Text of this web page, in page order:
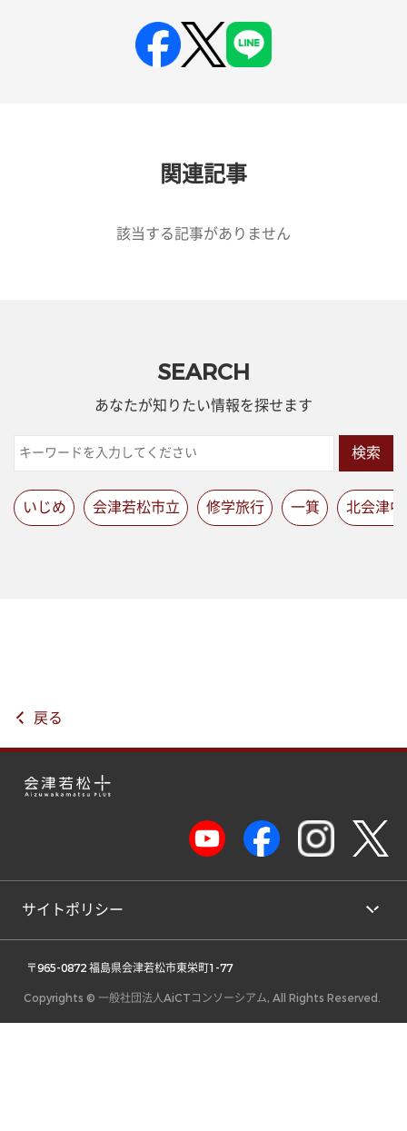
関連記事
該当する記事がありません
SEARCH
あなたが知りたい情報を探せます
検索
いじめ 会津若松市立 修学旅行 一箕 北会津中
戻る
サイトポリシー
〒965-0872 福島県会津若松市東栄町1-77
Copyrights © 一般社団法人AiCTコンソーシアム, All Rights Reserved.